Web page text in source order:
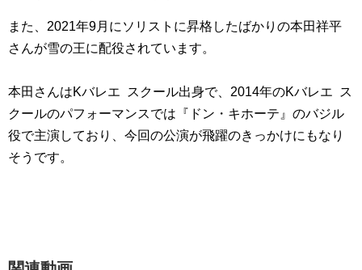
また、2021年9月にソリストに昇格したばかりの本田祥平
さんが雪の王に配役されています。
本田さんはKバレエ スクール出身で、2014年のKバレエ ス
クールのパフォーマンスでは『ドン・キホーテ』のバジル
役で主演しており、今回の公演が飛躍のきっかけにもなり
そうです。